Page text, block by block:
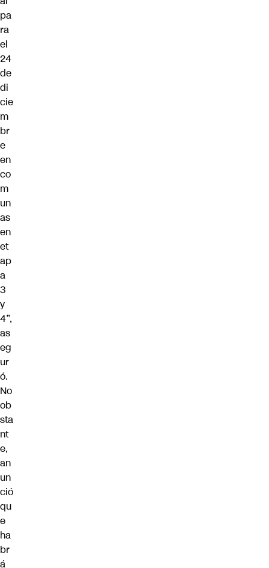
pa
ra
el
24
de
di
cie
m
br
e
en
co
m
un
as
en
et
ap
a
3
y
4”,
as
eg
ur
ó.
No
ob
sta
nt
e,
an
un
ció
qu
e
ha
br
á